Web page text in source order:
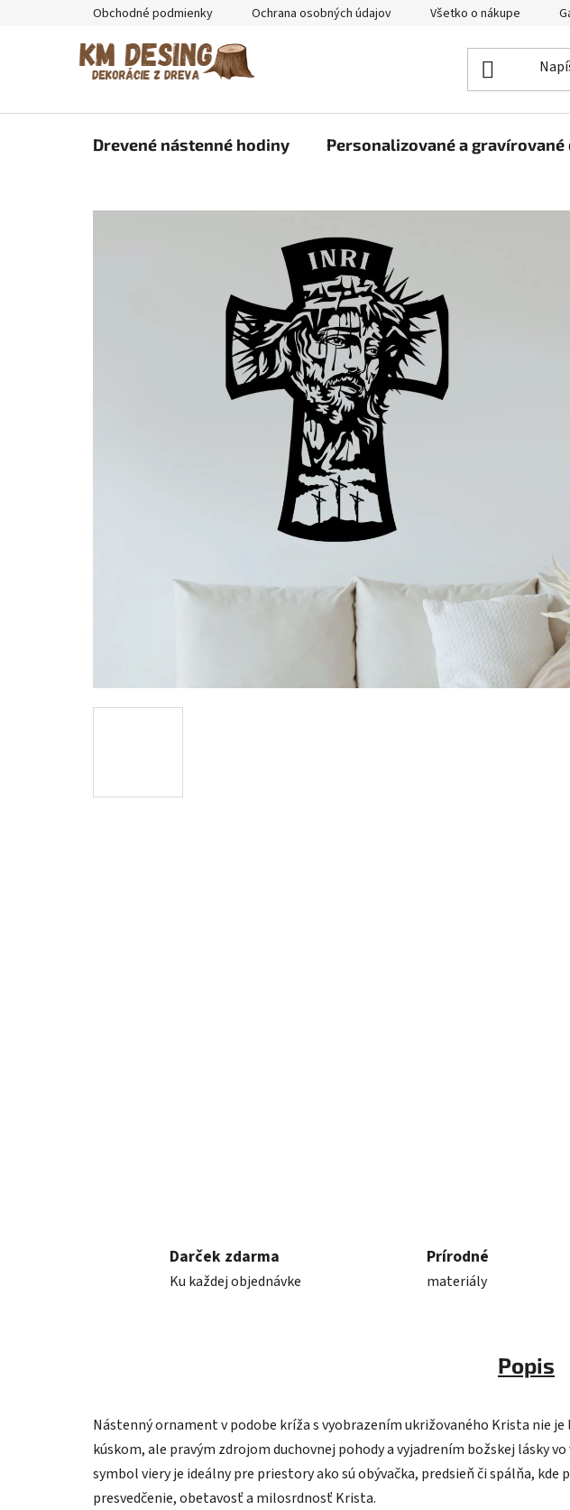
Obchodné podmienky Ochrana osobných údajov Všetko o nákupe
Drevené nástenné hodiny Personalizované a gravírované
Darček zdarma
Ku každej objednávke
Prírodné
materiály
Popis
Nástenný ornament v podobe kríža s vyobrazením ukrižovaného Krista nie
kúskom, ale pravým zdrojom duchovnej pohody a vyjadrením božskej lásky
symbol viery je ideálny pre priestory ako sú obývačka, predsieň či spálňa, kde
presvedčenie, obetavosť a milosrdnosť Krista.